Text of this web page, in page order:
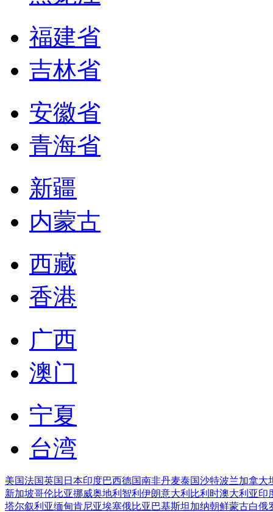
福建省
吉林省
安徽省
青海省
新疆
内蒙古
西藏
香港
广西
澳门
宁夏
台湾
美国法国英国 日本印度巴西德国南非丹麦泰国沙特波兰加拿大
新加坡哥伦比亚挪威奥地利 智利 伊朗意大利 比利时澳大利亚印
塔尔叙利亚缅甸肯尼亚埃塞俄比亚 巴基斯坦 加纳朝鲜蒙古白俄